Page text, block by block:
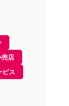
店
ビス